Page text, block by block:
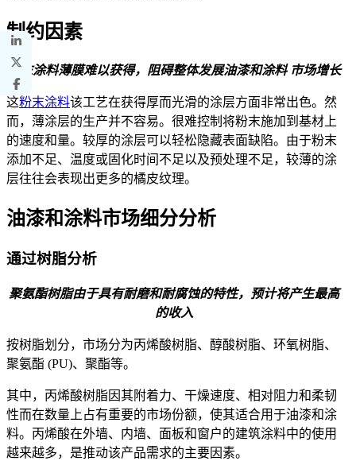
制约因素
粉末涂料薄膜难以获得，阻碍整体发展油漆和涂料 市场增长
这粉末涂料该工艺在获得厚而光滑的涂层方面非常出色。然
而，薄涂层的生产并不容易。很难控制将粉末施加到基材上
的速度和量。较厚的涂层可以轻松隐藏表面缺陷。由于粉末
添加不足、温度或固化时间不足以及预处理不足，较薄的涂
层往往会表现出更多的橘皮纹理。
油漆和涂料市场细分分析
通过树脂分析
聚氨酯树脂由于具有耐磨和耐腐蚀的特性，预计将产生最高
的收入
按树脂划分，市场分为丙烯酸树脂、醇酸树脂、环氧树脂、
聚氨酯 (PU)、聚酯等。
其中，丙烯酸树脂因其附着力、干燥速度、相对阻力和柔韧
性而在数量上占有重要的市场份额，使其适合用于油漆和涂
料。丙烯酸在外墙、内墙、面板和窗户的建筑涂料中的使用
越来越多，是推动该产品需求的主要因素。